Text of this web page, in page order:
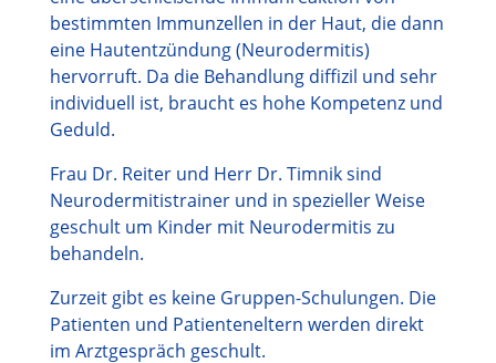
bestimmten Immunzellen in der Haut, die dann
eine Hautentzündung (Neurodermitis)
hervorruft. Da die Behandlung diffizil und sehr
individuell ist, braucht es hohe Kompetenz und
Geduld.
Frau Dr. Reiter und Herr Dr. Timnik sind
Neurodermitistrainer und in spezieller Weise
geschult um Kinder mit Neurodermitis zu
behandeln.
Zurzeit gibt es keine Gruppen-Schulungen. Die
Patienten und Patienteneltern werden direkt
im Arztgespräch geschult.